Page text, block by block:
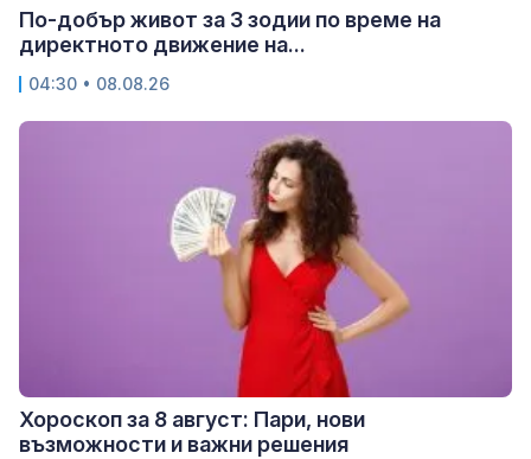
По-добър живот за 3 зодии по време на
директното движение на...
04:30 • 08.08.26
Хороскоп за 8 август: Пари, нови
възможности и важни решения